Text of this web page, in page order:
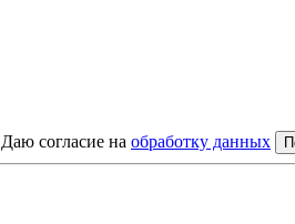
Даю согласие на обработку данных